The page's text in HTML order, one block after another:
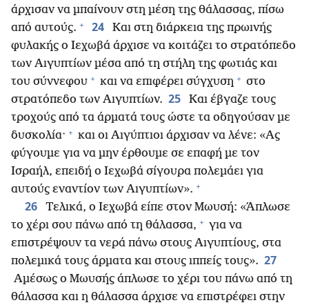
άρχισαν να μπαίνουν στη μέση της θάλασσας, πίσω
από αυτούς. + 24
Και στη διάρκεια της πρωινής
φυλακής ο Ιεχωβά άρχισε να κοιτάζει το στρατόπεδο
των Αιγυπτίων μέσα από τη στήλη της φωτιάς και
του σύννεφου + και να επιφέρει σύγχυση + στο
στρατόπεδο των Αιγυπτίων. 25
Και έβγαζε τους
τροχούς από τα άρματά τους ώστε τα οδηγούσαν με
δυσκολία· + και οι Αιγύπτιοι άρχισαν να λένε: «Ας
φύγουμε για να μην έρθουμε σε επαφή με τον
Ισραήλ, επειδή ο Ιεχωβά σίγουρα πολεμάει για
αυτούς εναντίον των Αιγυπτίων». +
26
Τελικά, ο Ιεχωβά είπε στον Μωυσή: «Άπλωσε
το χέρι σου πάνω από τη θάλασσα, + για να
επιστρέψουν τα νερά πάνω στους Αιγυπτίους, στα
πολεμικά τους άρματα και στους ιππείς τους». 27
Αμέσως ο Μωυσής άπλωσε το χέρι του πάνω από τη
θάλασσα και η θάλασσα άρχισε να επιστρέφει στην